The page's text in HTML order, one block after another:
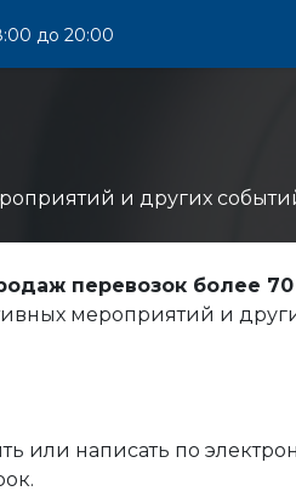
до 20:00
и других
перевозок более
мероприятий и
или написать по